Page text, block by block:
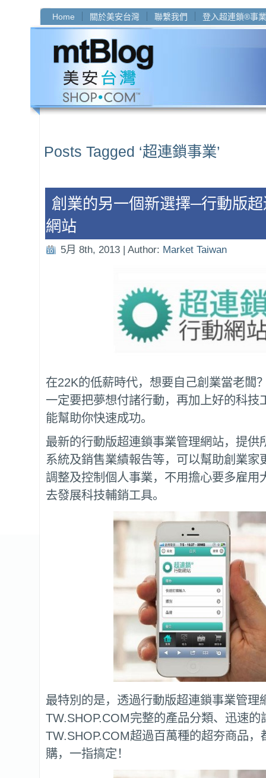
Home 關於美安台灣 聯繫我們 登入超連鎖®事業
Posts Tagged ‘超連鎖事業’
創業的另一個新選擇─行動版
網站
5月 8th, 2013 | Author: Market Taiwan
在22K的低薪時代，想要自己創業當老闆
一定要把夢想付諸行動，再加上好的科技
能幫助你快速成功。
最新的行動版超連鎖事業管理網站，提供
系統及銷售業績報告等，可以幫助創業家
調整及控制個人事業，不用擔心要多雇用
去發展科技輔銷工具。
最特別的是，透過行動版超連鎖事業管理
TW.SHOP.COM完整的產品分類、迅速的
TW.SHOP.COM超過百萬種的超夯商品，
購，一指搞定！